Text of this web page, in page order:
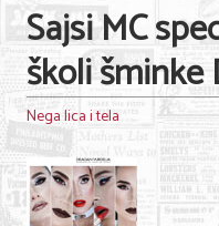
Sajsi MC
školi šminke
Nega lica i tela